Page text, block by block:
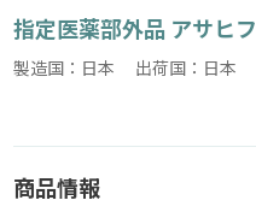
指定医薬部外品 アサヒ
製造国：日本 出荷国：日本
商品情報